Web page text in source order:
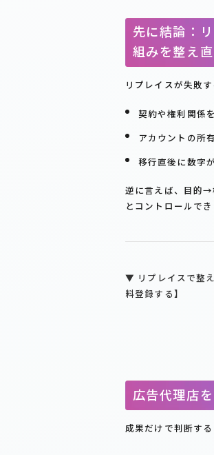
先に結論：
組みを整え直
リプレイスが失敗
契約や権利関係
アカウントの所
移行直後に数字
逆に言えば、目的
とコントロールで
▼ リプレイスで整
料登録する】
広告代理店
成果だけで判断す